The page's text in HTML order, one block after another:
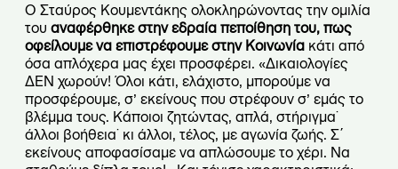
Ο Σταύρος Κουμεντάκης ολοκληρώνοντας την ομιλία
του αναφέρθηκε στην εδραία πεποίθηση του, πως
οφείλουμε να επιστρέφουμε στην Κοινωνία κάτι από
όσα απλόχερα μας έχει προσφέρει. «Δικαιολογίες
ΔΕΝ χωρούν! Όλοι κάτι, ελάχιστο, μπορούμε να
προσφέρουμε, σ’ εκείνους που στρέφουν σ’ εμάς το
βλέμμα τους. Κάποιοι ζητώντας, απλά, στήριγμα˙
άλλοι βοήθεια˙ κι άλλοι, τέλος, με αγωνία ζωής. Σ΄
εκείνους αποφασίσαμε να απλώσουμε το χέρι. Να